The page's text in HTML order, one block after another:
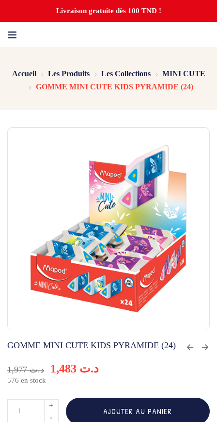
Livraison gratuite dès 100 TND !
Accueil Les Produits Les Collections
MINI CUTE
GOMME MINI CUTE KIDS PYRAMIDE (24)
GOMME MINI CUTE KIDS PYRAMIDE (24)
د.ت1,977 د.ت
576 en stock
AJOUTER AU PANIER